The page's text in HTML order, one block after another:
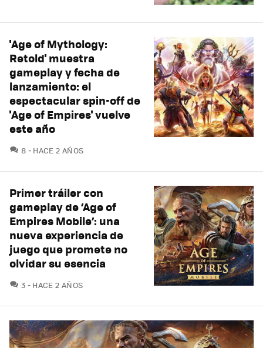
'Age of Mythology:
Retold' muestra
gameplay y fecha de
lanzamiento: el
espectacular spin-off de
'Age of Empires' vuelve
este año
8 COMENTARIOS
HACE 2 AÑOS
Primer tráiler con
gameplay de ‘Age of
Empires Mobile’: una
nueva experiencia de
juego que promete no
olvidar su esencia
3 COMENTARIOS
HACE 2 AÑOS